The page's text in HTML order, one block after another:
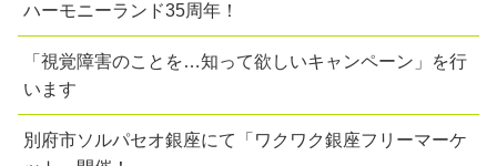
ハーモニーランド35周年！
「視覚障害のことを…知って欲しいキャンペーン」を行
います
別府市ソルパセオ銀座にて「ワクワク銀座フリーマーケ